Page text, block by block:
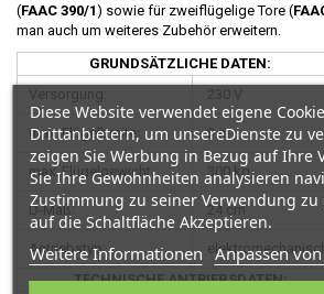
(FAAC 390/1) sowie für zweiflügelige Tore (
man auch um weiteres Zubehör erweitern.
GRUNDSÄTZLICHE DATEN:
Versorgung:
230 V
max. Flügelbreite: 3 m
max. Flügelgewicht: 300 kg
D-Maß: 24 cm
Antriebstyp:
TECHNISCHE ANTRIEBSDATEN:
Diese Website verwendet eigene
Drittanbietern, um unsereDienste zu
zeigen Sie Werbung in Bezug auf Ihre
Sie Ihre Gewohnheiten analysieren
Zustimmung zu seiner Verwendung zu
auf die Schaltfläche Akzeptieren.
Weitere Informationen Anpassen